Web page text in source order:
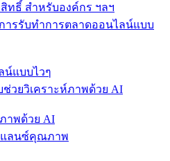
ทธิ์ สำหรับองค์กร ฯลฯ
น์แบบไวๆ
าพด้วย AI